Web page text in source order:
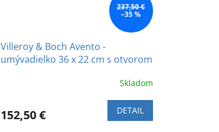
237,50 €
–35 %
Villeroy & Boch Avento -
umývadielko 36 x 22 cm s otvorom
Skladom
152,50 € DETAIL